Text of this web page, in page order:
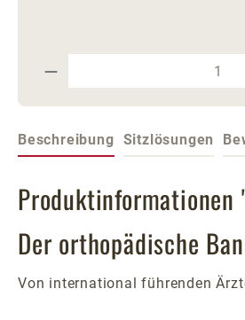
Produkt Anzahl:
Beschreibung Sitzlösungen
Der orthopädische
Von international führenden